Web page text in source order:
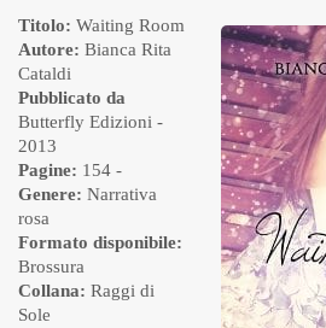
Titolo: Waiting Room
Autore: Bianca Rita
Cataldi
Pubblicato da
Butterfly Edizioni -
2013
Pagine: 154 -
Genere: Narrativa
rosa
Formato disponibile:
Brossura
Collana: Raggi di
Sole